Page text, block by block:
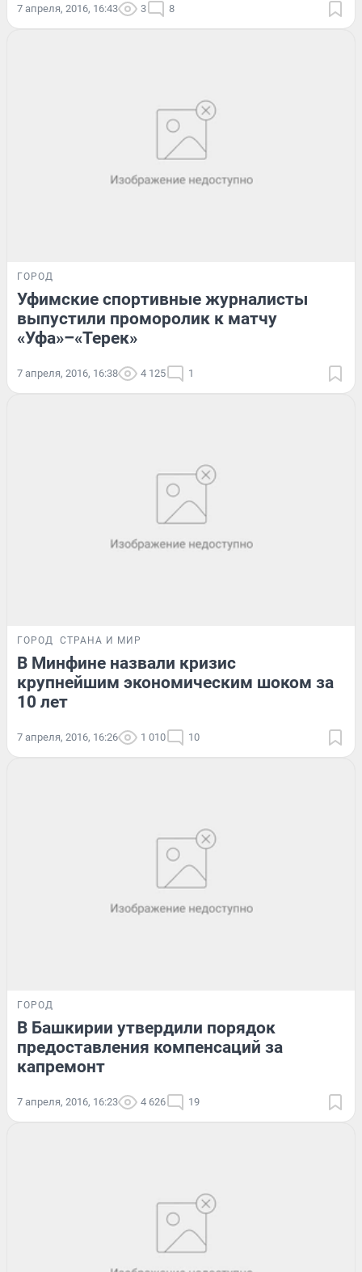
7 апреля, 2016, 16:43 3 8
ГОРОД
Уфимские спортивные журналисты
выпустили проморолик к матчу
«Уфа»–«Терек»
7 апреля, 2016, 16:38 4 125 1
ГОРОД СТРАНА И МИР
В Минфине назвали кризис
крупнейшим экономическим шоком за
10 лет
7 апреля, 2016, 16:26 1 010 10
ГОРОД
В Башкирии утвердили порядок
предоставления компенсаций за
капремонт
7 апреля, 2016, 16:23 4 626 19